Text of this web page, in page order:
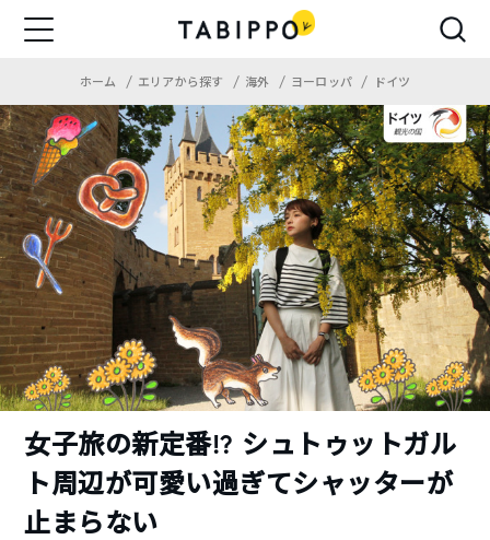
ホーム エリアから探す 海外 ヨーロッパ ドイツ
女子旅の新定番!? シュトゥットガル
ト周辺が可愛い過ぎてシャッターが
止まらない